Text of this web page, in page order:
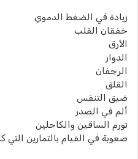
زيادة في الضغط الدموي
خفقان القلب
الأرق
الدوار
الرجفان
القلق
ضيق التنفس
ألم في الصدر
تورم الساقين والكاحلين
صعوبة في القيام بالتمارين